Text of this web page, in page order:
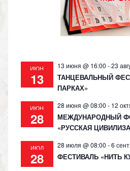
ni
ki
ИЮН
13
13 июня @ 16:00 -23
ТАНЦЕВАЛЬНЫЙ
ПАРКАХ»
ИЮН
28
28 июня @ 08:00 - 12
МЕЖДУНАРОДНЫЙ
«РУССКАЯ
ИЮЛ
28
28 июля @ 08:00 -6
ФЕСТИВАЛЬ «НИТЬ